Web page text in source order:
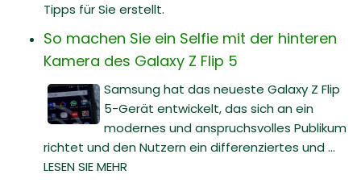
Tipps für Sie erstellt.
So machen Sie ein Selfie mit der hinteren
Kamera des Galaxy Z Flip 5
Samsung hat das neueste Galaxy Z Flip
5-Gerät entwickelt, das sich an ein
modernes und anspruchsvolles Publikum
richtet und den Nutzern ein differenziertes und ...
LESEN SIE MEHR